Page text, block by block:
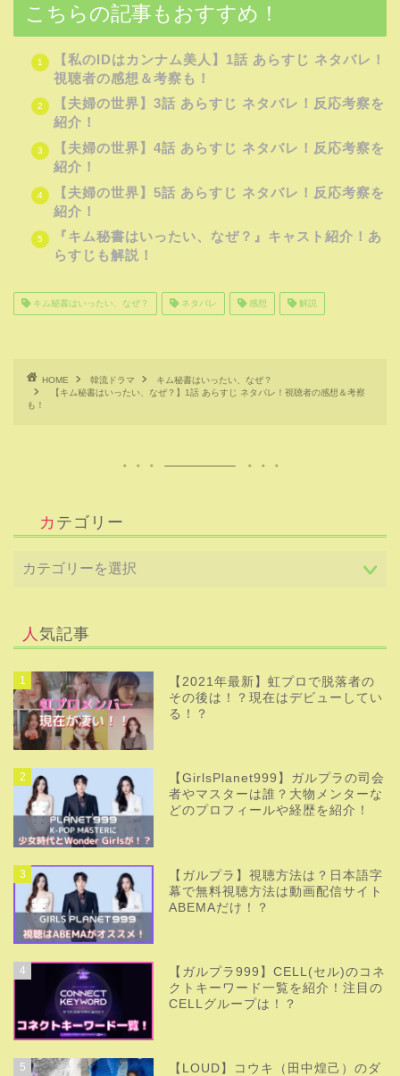
こちらの記事もおすすめ！
【私のIDはカンナム美人】1話 あらすじ ネタバレ！
視聴者の感想＆考察も！
【夫婦の世界】3話 あらすじ ネタバレ！反応考察を
紹介！
【夫婦の世界】4話 あらすじ ネタバレ！反応考察を
紹介！
【夫婦の世界】5話 あらすじ ネタバレ！反応考察を
紹介！
『キム秘書はいったい、なぜ？』キャスト紹介！あ
らすじも解説！
キム秘書はいったい、なぜ？ ネタバレ 感想 解説
HOME 韓流ドラマ
キム秘書はいったい、なぜ？
【キム秘書はいったい、なぜ？】1話 あらすじ ネタバレ！視聴者の感想＆考察
も！
カテゴリー
人気記事
1
【2021年最新】虹プロで脱落者の
その後は！？現在はデビューしてい
る！？
2
【GirlsPlanet999】ガルプラの司会
者やマスターは誰？大物メンターな
どのプロフィールや経歴を紹介！
3
【ガルプラ】視聴方法は？日本語字
幕で無料視聴方法は動画配信サイト
ABEMAだけ！？
4
【ガルプラ999】CELL(セル)のコネ
クトキーワード一覧を紹介！注目の
CELLグループは！？
5
【LOUD】コウキ（田中煌己）のダ